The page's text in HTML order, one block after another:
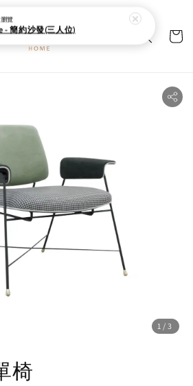
1 /3
椅
覽
- 簡約沙發(三人位)